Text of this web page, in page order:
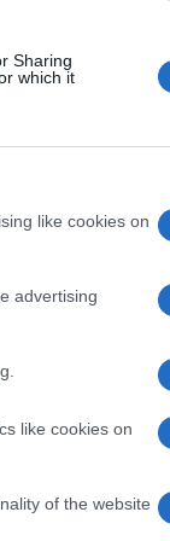
Sharing
which it
like cookies on
advertising
like cookies on
of the website
σε Ελλάδα